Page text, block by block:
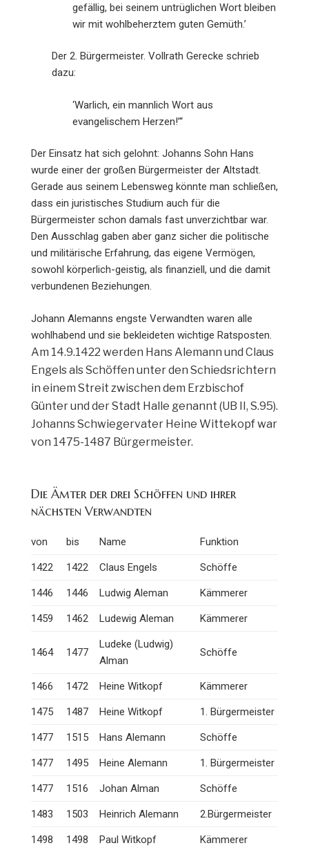
gefällig, bei seinem untrüglichen Wort bleiben
wir mit wohlbeherztem guten Gemüth.’
Der 2. Bürgermeister. Vollrath Gerecke schrieb
dazu:
‘Warlich, ein mannlich Wort aus
evangelischem Herzen!’“
Der Einsatz hat sich gelohnt: Johanns Sohn Hans
wurde einer der großen Bürgermeister der Altstadt.
Gerade aus seinem Lebensweg könnte man schließen,
dass ein juristisches Studium auch für die
Bürgermeister schon damals fast unverzichtbar war.
Den Ausschlag gaben aber ganz sicher die politische
und militärische Erfahrung, das eigene Vermögen,
sowohl körperlich-geistig, als finanziell, und die damit
verbundenen Beziehungen.
Johann Alemanns engste Verwandten waren alle
wohlhabend und sie bekleideten wichtige Ratsposten.
Am 14.9.1422 werden Hans Alemann und Claus
Engels als Schöffen unter den Schiedsrichtern
in einem Streit zwischen dem Erzbischof
Günter und der Stadt Halle genannt (UB II, S.95).
Johanns Schwiegervater Heine Wittekopf war
von 1475-1487 Bürgermeister.
Die Ämter der drei Schöffen und ihrer
nächsten Verwandten
von bis Name Funktion
1422 1422 Claus Engels Schöffe
1446 1446 Ludwig Aleman Kämmerer
1459 1462 Ludewig Aleman Kämmerer
1464 1477
Ludeke (Ludwig)
Alman
Schöffe
1466 1472 Heine Witkopf Kämmerer
1475 1487 Heine Witkopf 1. Bürgermeister
1477 1515 Hans Alemann Schöffe
1477 1495 Heine Alemann 1. Bürgermeister
1477 1516 Johan Alman Schöffe
1483 1503 Heinrich Alemann 2.Bürgermeister
1498 1498 Paul Witkopf Kämmerer